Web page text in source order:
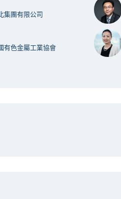
集團有限公司
有色金屬工業協會